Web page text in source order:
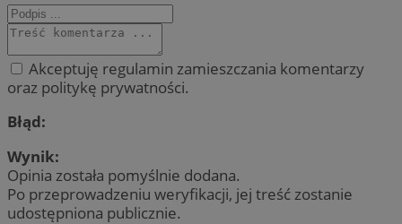
Akceptuję regulamin zamieszczania komentarzy
oraz politykę prywatności.
Błąd:
Wynik:
Opinia została pomyślnie dodana.
Po przeprowadzeniu weryfikacji, jej treść zostanie
udostępniona publicznie.